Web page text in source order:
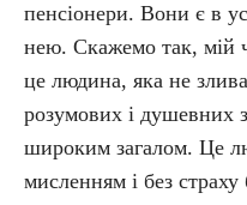
пенсіонери. Вони є в
нею. Скажемо так, мій
це людина, яка не
розумових і душевних
широким загалом. Це
мисленням і без